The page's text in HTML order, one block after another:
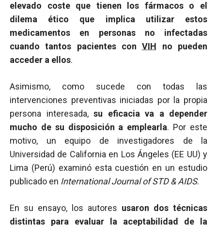
elevado coste que tienen los fármacos o el
dilema ético que implica utilizar estos
medicamentos en personas no infectadas
cuando tantos pacientes conVIH no pueden
acceder a ellos.
Asimismo, como sucede con todas las
intervenciones preventivas iniciadas por la propia
persona interesada, su eficacia va a depender
mucho de su disposición a emplearla. Por este
motivo, un equipo de investigadores de la
Universidad de California en Los Ángeles (EE UU) y
Lima (Perú) examinó esta cuestión en un estudio
publicado en International Journal of STD & AIDS.
En su ensayo, los autores usaron dos técnicas
distintas para evaluar la aceptabilidad de la